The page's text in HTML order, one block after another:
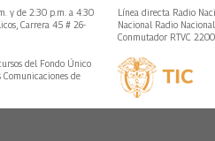
y de 2:30 p.m. a 4:30
Carrera 45 # 26-
Línea directa Radio
Nacional Radio
Conmutador RTVC
del Fondo Único
de